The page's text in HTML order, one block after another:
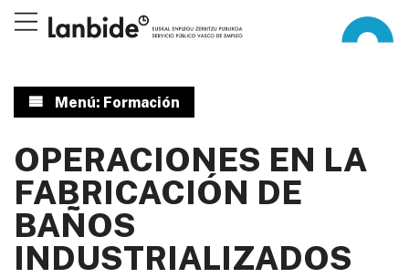
Menú: Formación
OPERACIONES EN LA
FABRICACIÓN DE
BAÑOS
INDUSTRIALIZADOS